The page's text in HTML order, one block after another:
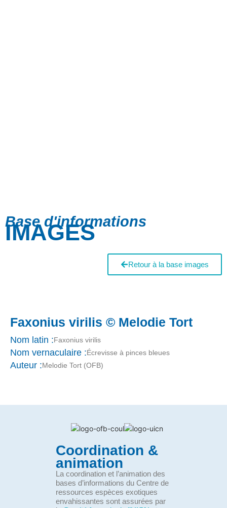
Base d'informations
IMAGES
Retour à la base images
Faxonius virilis © Melodie Tort
Nom latin :Faxonius virilis
Nom vernaculaire :Écrevisse à pinces bleues
Auteur :Melodie Tort (OFB)
Coordination &
animation
La coordination et l’animation des
bases d’informations du Centre de
ressources espèces exotiques
envahissantes sont assurées par